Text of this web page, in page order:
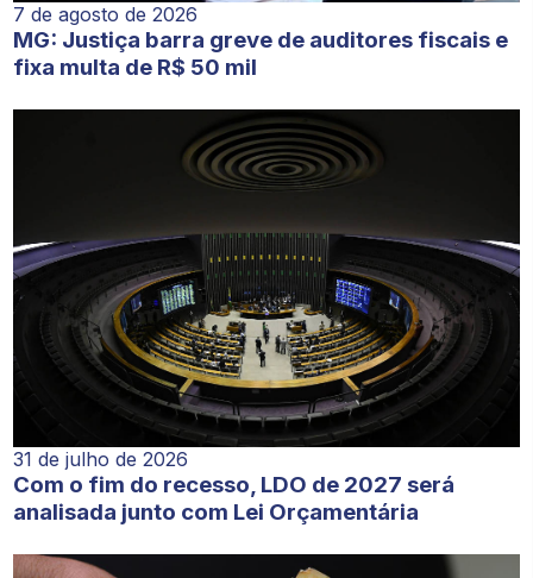
7 de agosto de 2026
MG: Justiça barra greve de auditores fiscais e
fixa multa de R$ 50 mil
31 de julho de 2026
Com o fim do recesso, LDO de 2027 será
analisada junto com Lei Orçamentária